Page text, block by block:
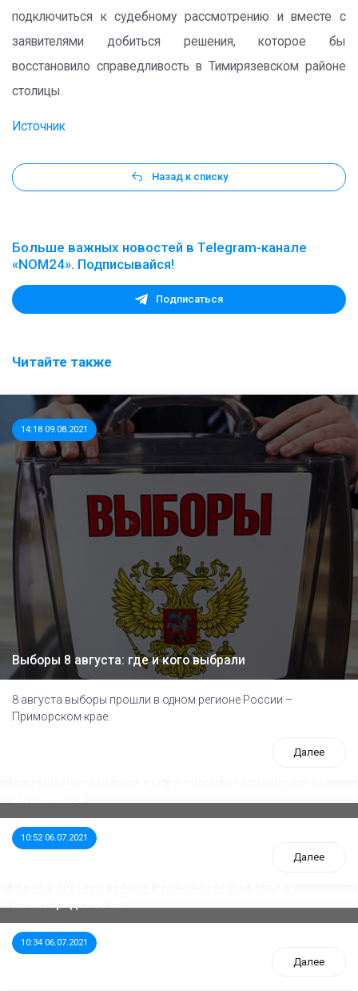
подключиться к судебному рассмотрению и вместе с
заявителями добиться решения, которое бы
восстановило справедливость в Тимирязевском районе
столицы.
Источник
Назад к списку
Больше важных новостей в Telegram-канале
«NOM24». Подписывайся!
Подписаться
Читайте также
14:18 09.08.2021
Выборы 8 августа: где и кого выбрали
8 августа выборы прошли в одном регионе России –
Приморском крае.
Далее
10:52 06.07.2021
Далее
10:34 06.07.2021
Далее